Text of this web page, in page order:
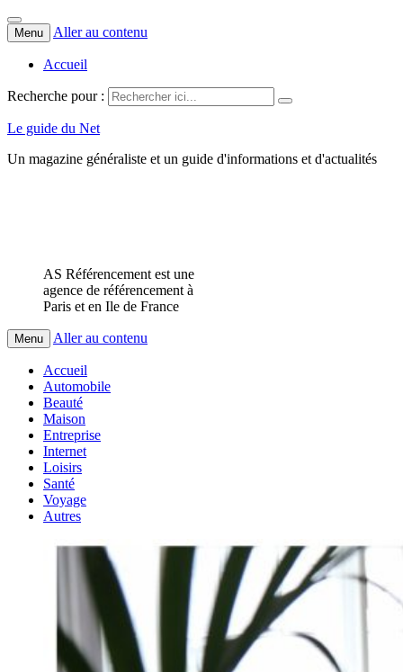
Menu Aller au contenu
Accueil
Recherche pour :
Le guide du Net
Un magazine généraliste et un guide d'informations et d'actualités
AS Référencement est une
agence de référencement à
Paris et en Ile de France
Menu Aller au contenu
Accueil
Automobile
Beauté
Maison
Entreprise
Internet
Loisirs
Santé
Voyage
Autres